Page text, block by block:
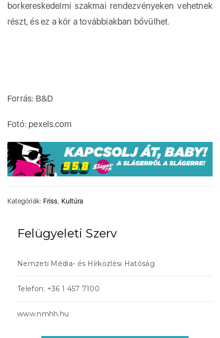
borkereskedelmi szakmai rendezvényeken vehetnek
részt, és ez a kör a továbbiakban bővülhet.
Forrás: B&D
Fotó: pexels.com
Kategóriák: Friss Kultúra
Felügyeleti Szerv
Nemzeti Média- és Hírközlési Hatóság
Telefon: +36 1 457 7100
www.nmhh.hu